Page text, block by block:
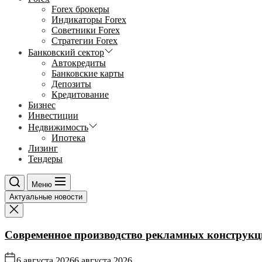
Forex брокеры
Индикаторы Forex
Советники Forex
Стратегии Forex
Банковский сектор
Автокредиты
Банковские карты
Депозиты
Кредитование
Бизнес
Инвестиции
Недвижимость
Ипотека
Лизинг
Тендеры
Меню
Актуальные новости
Современное производство рекламных